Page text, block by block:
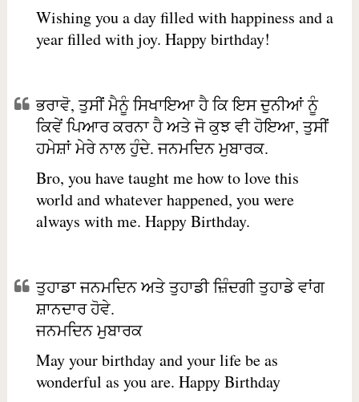
Wishing you a day filled with happiness and a
year filled with joy. Happy birthday!
ਭਰਾਵੋ, ਤੁਸੀਂ ਮੈਨੂੰ ਸਿਖਾਇਆ ਹੈ ਕਿ ਇਸ ਦੁਨੀਆਂ ਨੂੰ
ਕਿਵੇਂ ਪਿਆਰ ਕਰਨਾ ਹੈ ਅਤੇ ਜੋ ਕੁਝ ਵੀ ਹੋਇਆ, ਤੁਸੀਂ
ਹਮੇਸ਼ਾਂ ਮੇਰੇ ਨਾਲ ਹੁੰਦੇ. ਜਨਮਦਿਨ ਮੁਬਾਰਕ.
Bro, you have taught me how to love this
world and whatever happened, you were
always with me. Happy Birthday.
ਤੁਹਾਡਾ ਜਨਮਦਿਨ ਅਤੇ ਤੁਹਾਡੀ ਜ਼ਿੰਦਗੀ ਤੁਹਾਡੇ ਵਾਂਗ
ਸ਼ਾਨਦਾਰ ਹੋਵੇ.
ਜਨਮਦਿਨ ਮੁਬਾਰਕ
May your birthday and your life be as
wonderful as you are. Happy Birthday